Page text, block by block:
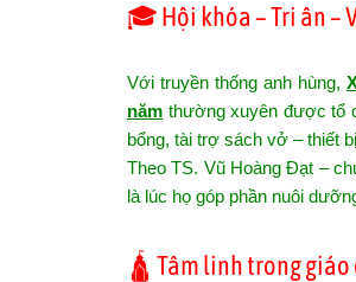
🎓 Hội khóa – Tri ân –
Với truyền thống anh hùng,
năm thường xuyên được tổ
bổng, tài trợ sách vở – thiết
Theo TS. Vũ Hoàng Đạt –
là lúc họ góp phần nuôi
🛕 Tâm linh trong giáo